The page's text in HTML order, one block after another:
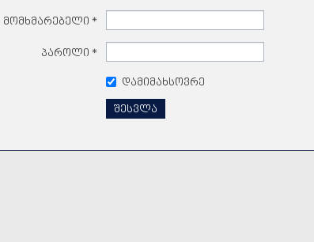
მომხმარებელი *
პაროლი *
დამიმახსოვრე
შესვლა